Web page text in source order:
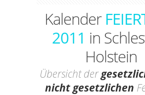
Kalender
2011 in
Holstein
Übersicht der
nicht gesetzlichen